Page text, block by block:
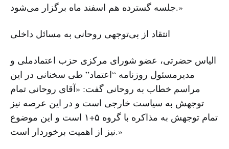
جلسه گسترده هم اسفند ماه برگزار می‌شود.»
انتقاد از بی‌توجهی روحانی به مسائل داخلی
الیاس حضرتی، عضو شورای مرکزی حزب اعتمادملی و
مدیرمسئول روزنامه “اعتماد” طی سخنانی در این
مراسم خطاب به روحانی گفت: «آقای روحانی تمام
توجهش به سیاست خارجی است و در این عرصه نیز
تمام توجهش به مذاکره با گروه ۵+۱ است و این موضوع
نیز از اهمیت برخوردار است.»